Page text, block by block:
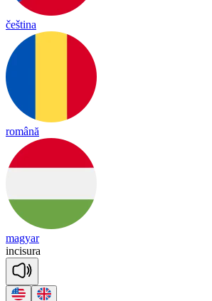
čeština
română
magyar
incisura